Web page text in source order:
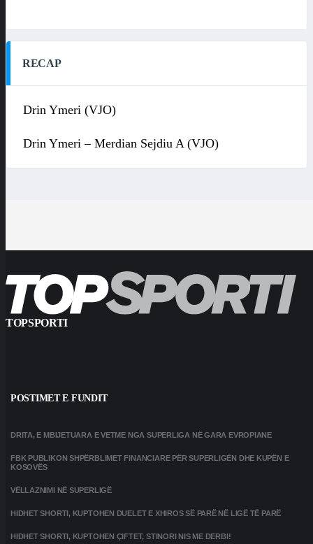
RECAP
Drin Ymeri (VJO)
Drin Ymeri – Merdian Sejdiu A (VJO)
TOPSPORTI
POSTIMET E FUNDIT
DRITA, E MBIJETUARA E VETME NGA SUPERLIGA NË GARA EVROPIANE
FBK PUBLIKON SHPËRBLIMET FINANCIARE PËR SUPERLIGËN DHE KUPËN E
KOSOVËS
VËLLAZNIMI NË SUPERLIGË
HIDHET SHORTI, KUPTOHEN DUELET E XHIROS SË PARË NË LIGË TË PARË
HIDHET SHORTI, KUPTOHEN ÇIFTET, STINORI NIS ME DERBI!